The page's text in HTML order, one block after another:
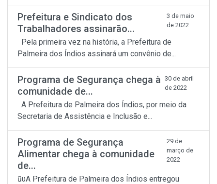
Prefeitura e Sindicato dos
Trabalhadores assinarão...
3 de maio
de 2022
Pela primeira vez na história, a Prefeitura de
Palmeira dos Índios assinará um convênio de...
Programa de Segurança chega à
comunidade de...
30 de abril
de 2022
A Prefeitura de Palmeira dos Índios, por meio da
Secretaria de Assistência e Inclusão e...
Programa de Segurança
Alimentar chega à comunidade
de...
29 de
março de
2022
ūυA Prefeitura de Palmeira dos Índios entregou